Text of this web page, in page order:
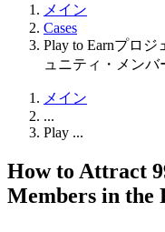
メイン
Cases
Play to Earnプロ
ュニティ・メンバ
メイン
...
Play ...
How to Attract
Members in the